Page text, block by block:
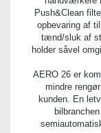
Push&Clean
opbevaring af
tænd/sluk af
holder såvel
AERO 26 er
mindre
kunden. En